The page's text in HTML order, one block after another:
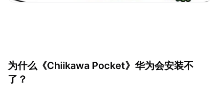
为什么《Chiikawa Pocket》华为会安装不
了？